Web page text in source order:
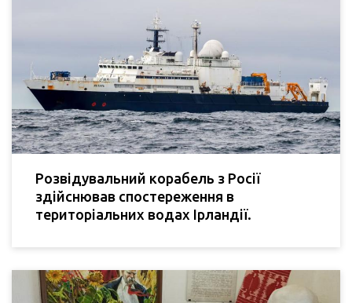
Розвідувальний корабель з Росії
здійснював спостереження в
територіальних водах Ірландії.